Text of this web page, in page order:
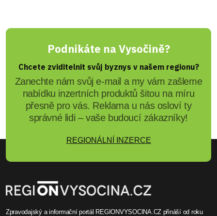
Podnikáte na Vysočině?
Chcete zviditelnit svůj byznys v našem regionu?
Zanechte nám svůj e-mail a my vám zašleme
nabídku inzertních produktů šitou na míru
přesně pro vás. Reklama u nás osloví ty
správné lidi – vaše budoucí zákazníky!
REGIONÁLNÍ INZERCE
Zpravodajský a informační portál REGIONVYSOCINA.CZ přináší od roku